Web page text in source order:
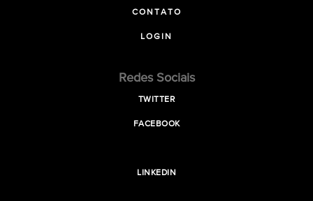
CONTATO
LOGIN
Redes Sociais
TWITTER
FACEBOOK
LINKEDIN